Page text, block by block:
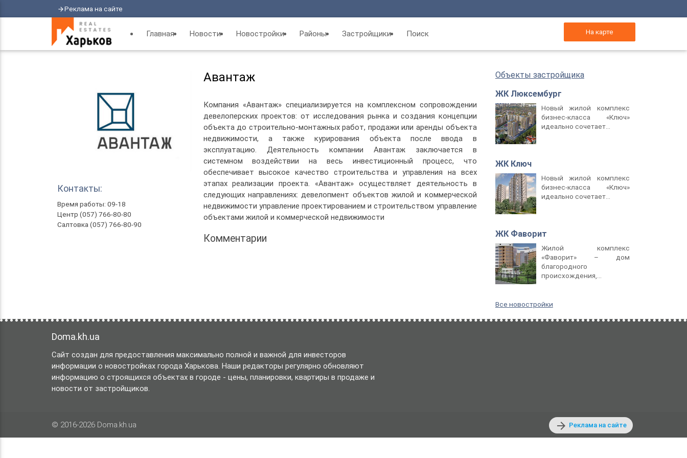
arrow_forwardРеклама на сайте
Главная Новости Новостройки Районы Застройщики Поиск На карте
Контакты:
Время работы: 09-18
Центр (057) 766-80-80
Салтовка (057) 766-80-90
Авантаж
Компания «Авантаж» специализируется на комплексном сопровождении
девелоперских проектов: от исследования рынка и создания концепции
объекта до строительно-монтажных работ, продажи или аренды объекта
недвижимости, а также курирования объекта после ввода в
эксплуатацию. Деятельность компании Авантаж заключается в
системном воздействии на весь инвестиционный процесс, что
обеспечивает высокое качество строительства и управления на всех
этапах реализации проекта. «Авантаж» осуществляет деятельность в
следующих направлениях: девелопмент объектов жилой и коммерческой
недвижимости управление проектированием и строительством управление
объектами жилой и коммерческой недвижимости
Комментарии
Объекты застройщика
ЖК Люксембург
Новый жилой комплекс
бизнес-класса «Ключ»
идеально сочетает...
ЖК Ключ
Новый жилой комплекс
бизнес-класса «Ключ»
идеально сочетает...
ЖК Фаворит
Жилой комплекс
«Фаворит» – дом
благородного
происхождения,...
Все новостройки
Doma.kh.ua
Сайт создан для предоставления максимально полной и важной для инвесторов
информации о новостройках города Харькова. Наши редакторы регулярно обновляют
информацию о строящихся объектах в городе - цены, планировки, квартиры в продаже и
новости от застройщиков.
© 2016-2026 Doma.kh.ua arrow_forward Реклама на сайте